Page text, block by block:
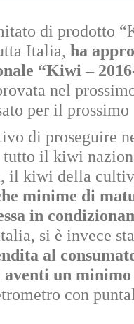
di prodotto
Italia, ha
“Kiwi –
nel
per il prossimo
di proseguire
il kiwi
il kiwi della
minime di
in
si è invece
al
un
con